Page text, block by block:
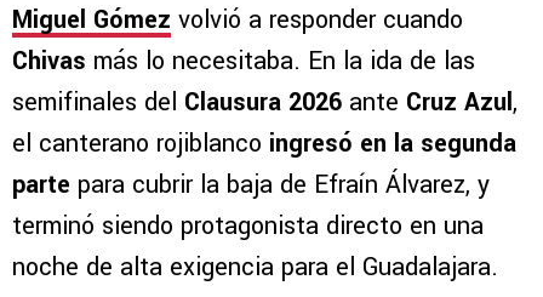
Miguel Gómez volvió a responder cuando
Chivas más lo necesitaba. En la ida de las
semifinales del Clausura 2026 ante Cruz Azul,
el canterano rojiblanco ingresó en la segunda
parte para cubrir la baja de Efraín Álvarez, y
terminó siendo protagonista directo en una
noche de alta exigencia para el Guadalajara.